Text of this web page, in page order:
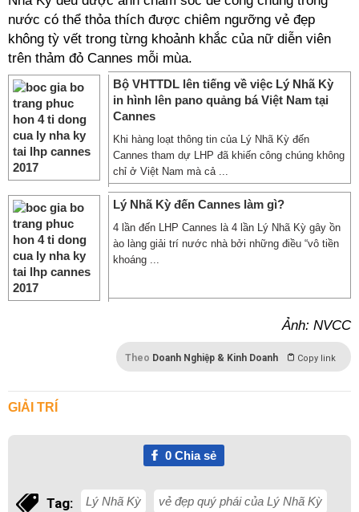
nước có thể thỏa thích được chiêm ngưỡng vẻ đẹp
không tỳ vết trong từng khoảnh khắc của nữ diễn viên
trên thảm đỏ Cannes mỗi mùa.
Bộ VHTTDL lên tiếng về việc Lý Nhã Kỳ
in hình lên pano quảng bá Việt Nam tại
Cannes
Khi hàng loạt thông tin của Lý Nhã Kỳ đến
Cannes tham dự LHP đã khiến công chúng không
chỉ ở Việt Nam mà cả ...
Lý Nhã Kỳ đến Cannes làm gì?
4 lần đến LHP Cannes là 4 lần Lý Nhã Kỳ gây ồn
ào làng giải trí nước nhà bởi những điều “vô tiền
khoáng ...
Ảnh: NVCC
Theo Doanh Nghiệp & Kinh Doanh Copy link
GIẢI TRÍ
0Chia sẻ
Tag: Lý Nhã Kỳ vẻ đẹp quý phái của Lý Nhã Kỳ